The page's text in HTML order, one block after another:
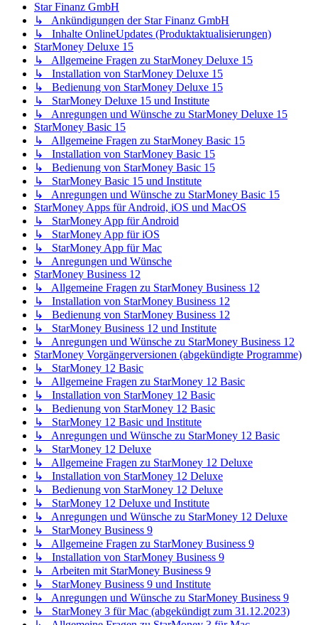
Star Finanz GmbH
↳ Ankündigungen der Star Finanz GmbH
↳ Inhalte OnlineUpdates (Produktaktualisierungen)
StarMoney Deluxe 15
↳ Allgemeine Fragen zu StarMoney Deluxe 15
↳ Installation von StarMoney Deluxe 15
↳ Bedienung von StarMoney Deluxe 15
↳ StarMoney Deluxe 15 und Institute
↳ Anregungen und Wünsche zu StarMoney Deluxe 15
StarMoney Basic 15
↳ Allgemeine Fragen zu StarMoney Basic 15
↳ Installation von StarMoney Basic 15
↳ Bedienung von StarMoney Basic 15
↳ StarMoney Basic 15 und Institute
↳ Anregungen und Wünsche zu StarMoney Basic 15
StarMoney Apps für Android, iOS und MacOS
↳ StarMoney App für Android
↳ StarMoney App für iOS
↳ StarMoney App für Mac
↳ Anregungen und Wünsche
StarMoney Business 12
↳ Allgemeine Fragen zu StarMoney Business 12
↳ Installation von StarMoney Business 12
↳ Bedienung von StarMoney Business 12
↳ StarMoney Business 12 und Institute
↳ Anregungen und Wünsche zu StarMoney Business 12
StarMoney Vorgängerversionen (abgekündigte Programme)
↳ StarMoney 12 Basic
↳ Allgemeine Fragen zu StarMoney 12 Basic
↳ Installation von StarMoney 12 Basic
↳ Bedienung von StarMoney 12 Basic
↳ StarMoney 12 Basic und Institute
↳ Anregungen und Wünsche zu StarMoney 12 Basic
↳ StarMoney 12 Deluxe
↳ Allgemeine Fragen zu StarMoney 12 Deluxe
↳ Installation von StarMoney 12 Deluxe
↳ Bedienung von StarMoney 12 Deluxe
↳ StarMoney 12 Deluxe und Institute
↳ Anregungen und Wünsche zu StarMoney 12 Deluxe
↳ StarMoney Business 9
↳ Allgemeine Fragen zu StarMoney Business 9
↳ Installation von StarMoney Business 9
↳ Arbeiten mit StarMoney Business 9
↳ StarMoney Business 9 und Institute
↳ Anregungen und Wünsche zu StarMoney Business 9
↳ StarMoney 3 für Mac (abgekündigt zum 31.12.2023)